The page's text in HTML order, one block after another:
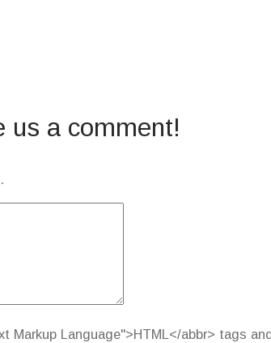
us a comment!
Markup Language">HTML</abbr> tags